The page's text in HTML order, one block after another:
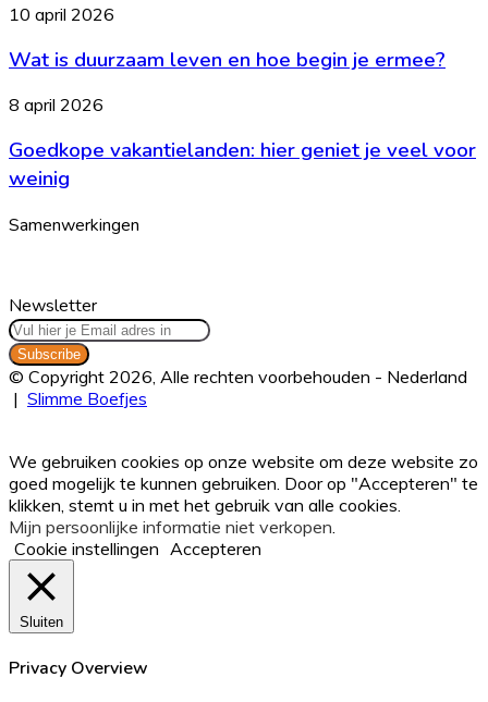
het?
Dit
je
Wat
duurzaam
en
hoe
begin
je
ermee?
10 april 2026
Wat is duurzaam leven en hoe begin je ermee?
Goedkope
hier
geniet
je
voor
8 april 2026
Goedkope vakantielanden: hier geniet je veel voor
weinig
Samenwerkingen
Newsletter
Vul
hier
je
Email
adres
© Copyright 2026, Alle rechten voorbehouden - Nederland
| Slimme Boefjes
top
button
We gebruiken cookies op onze website om deze website zo
goed mogelijk te kunnen gebruiken. Door op "Accepteren" te
klikken, stemt u in met het gebruik van alle cookies.
Mijn persoonlijke informatie niet verkopen
Cookie instellingen Accepteren
Sluiten
Privacy Overview